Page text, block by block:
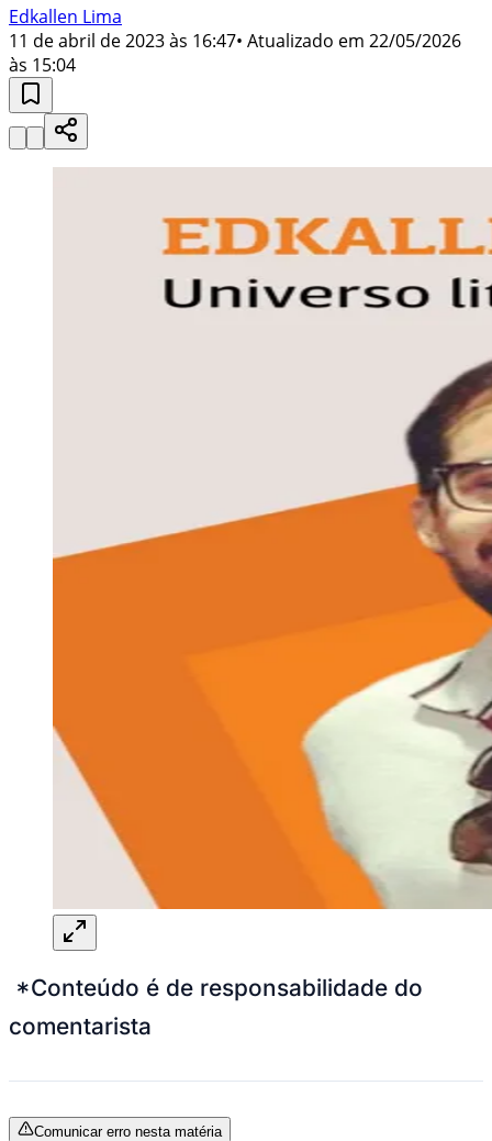
Edkallen Lima
11 de abril de 2023 às 16:47• Atualizado em 22/05/2026
às 15:04
*Conteúdo é de responsabilidade do
comentarista
Comunicar erro nesta matéria